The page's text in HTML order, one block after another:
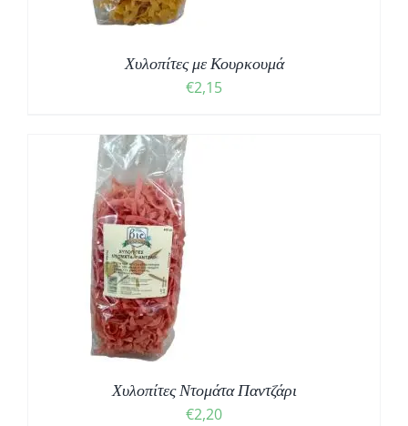
Χυλοπίτες με Κουρκουμά
€2,15
Χυλοπίτες Ντομάτα Παντζάρι
€2,20